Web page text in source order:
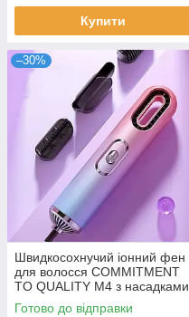
Купити
–30%
Швидкосохнучий іонний фен
для волосся COMMITMENT
TO QUALITY M4 з насадками
/ Портативний дорожній фен
Готово до відправки